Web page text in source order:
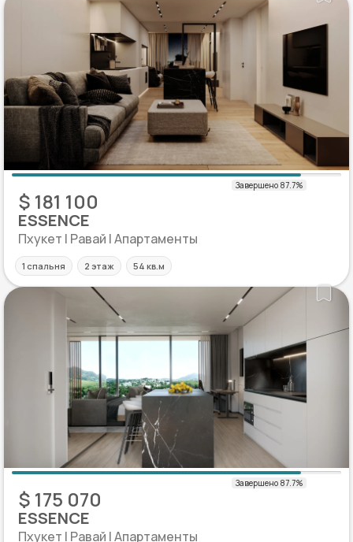
$ 181 100
ESSENCE
Пхукет | Равай | Апартаменты
1 спальня 2 этаж 54 кв.м
$ 175 070
ESSENCE
Пхукет | Равай | Апартаменты